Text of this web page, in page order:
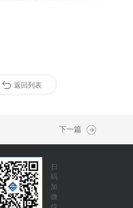
返回列表
下一篇
扫
码
加
微